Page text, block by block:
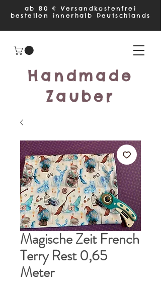
ab 80 € Versandkostenfrei
bestellen innerhalb Deutschlands
Handmade
Zauber
Magische Zeit French
Terry Rest 0,65
Meter